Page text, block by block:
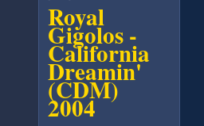
Royal
Gigolos -
California
Dreamin'
(CDM)
2004